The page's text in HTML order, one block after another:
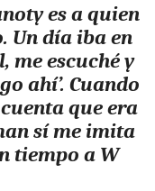
es a quien
Un día iba en
me escuché y
ahí’. Cuando
que era
sí me imita
tiempo a W